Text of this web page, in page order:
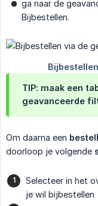
ga naar de
Bijbestellen.
TIP: maak een
geavanceerde
Om daarna een
doorloop je volgende
Selecteer in het
je wil bijbestellen